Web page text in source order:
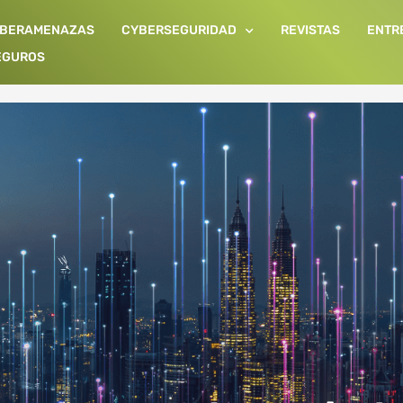
CYBERSEGURIDAD REVISTAS